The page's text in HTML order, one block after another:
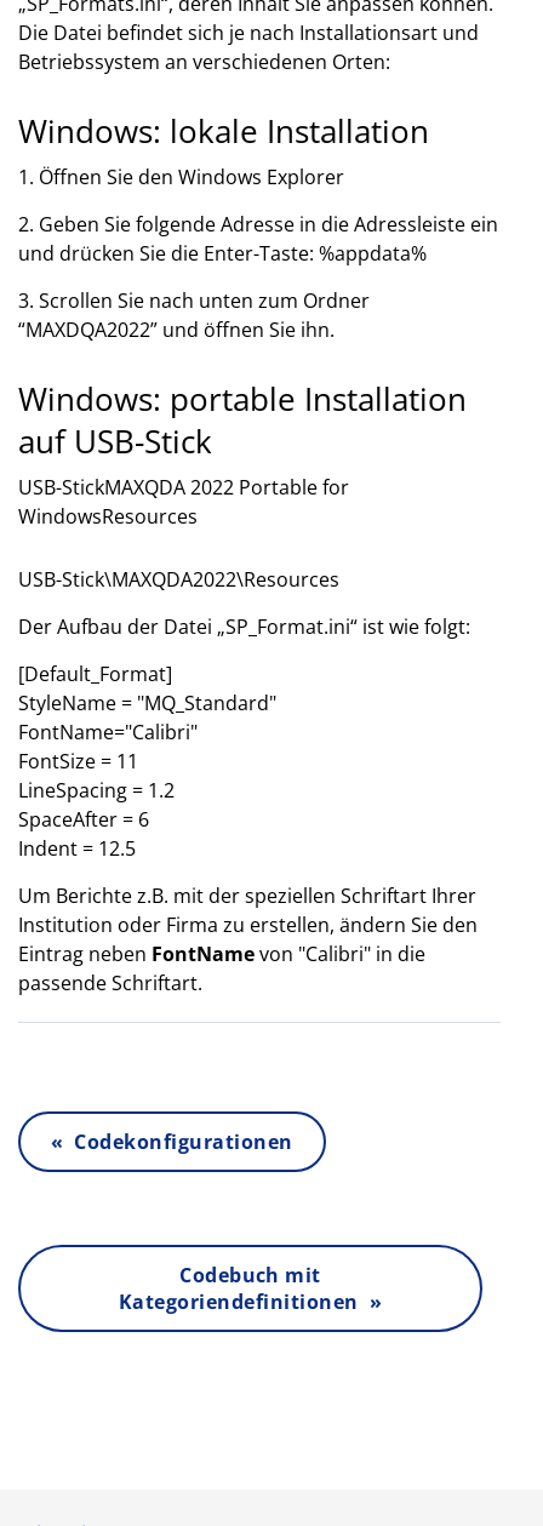
Die Datei befindet sich je nach Installationsart und
Betriebssystem an verschiedenen Orten:
Windows: lokale Installation
1. Öffnen Sie den Windows Explorer
2. Geben Sie folgende Adresse in die Adressleiste ein
und drücken Sie die Enter-Taste: %appdata%
3. Scrollen Sie nach unten zum Ordner
“MAXDQA2022” und öffnen Sie ihn.
Windows: portable Installation
auf USB-Stick
USB-StickMAXQDA 2022 Portable for
WindowsResources
USB-Stick\MAXQDA2022\Resources
Der Aufbau der Datei „SP_Format.ini“ ist wie folgt:
[Default_Format]
StyleName = "MQ_Standard"
FontName="Calibri"
FontSize = 11
LineSpacing = 1.2
SpaceAfter = 6
Indent = 12.5
Um Berichte z.B. mit der speziellen Schriftart Ihrer
Institution oder Firma zu erstellen, ändern Sie den
Eintrag neben FontNamevon "Calibri" in die
passende Schriftart.
« Codekonfigurationen
Codebuch mit
Kategoriendefinitionen »